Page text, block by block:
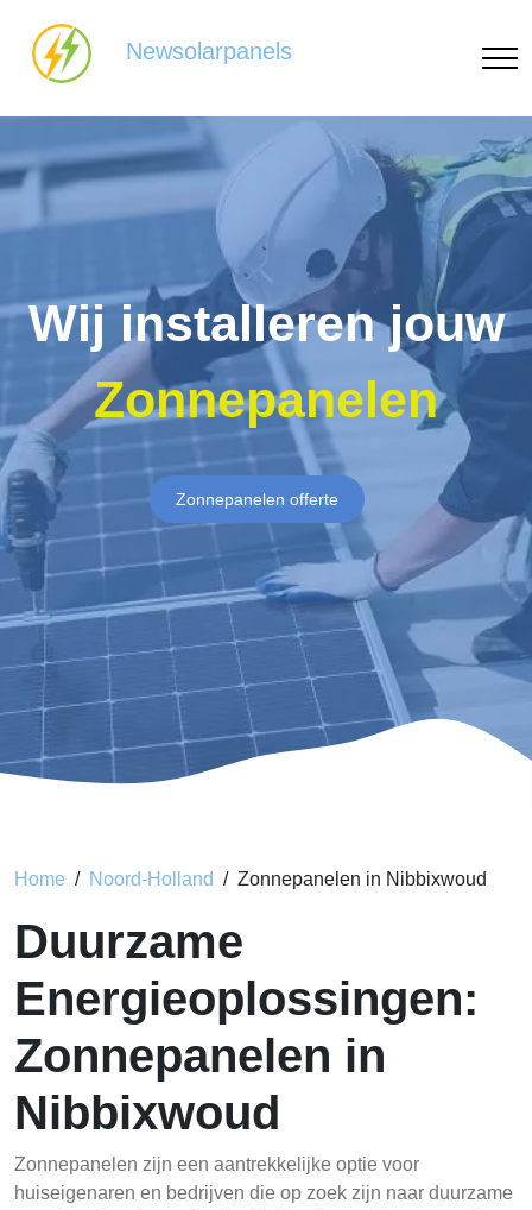
Newsolarpanels
Wij installeren jouw
Zonnepanelen
Zonnepanelen offerte
Home Noord-Holland Zonnepanelen in Nibbixwoud
Duurzame
Energieoplossingen:
Zonnepanelen in
Nibbixwoud
Zonnepanelen zijn een aantrekkelijke optie voor
huiseigenaren en bedrijven die op zoek zijn naar duurzame